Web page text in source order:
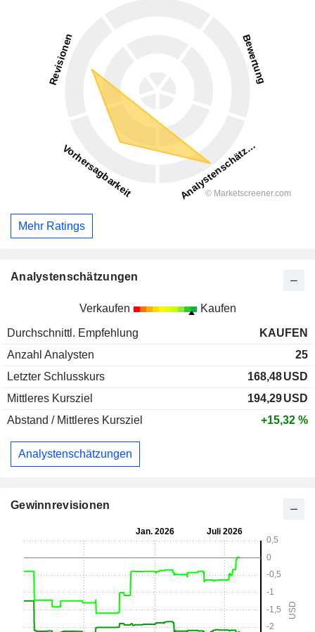
Mehr Ratings
Analystenschätzungen
Verkaufen Kaufen
Durchschnittl. Empfehlung
KAUFEN
Anzahl Analysten
25
Letzter Schlusskurs
168,48USD
Mittleres Kursziel
194,29USD
Abstand / Mittleres Kursziel
+15,32 %
Analystenschätzungen
Gewinnrevisionen